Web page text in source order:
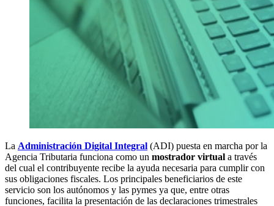
La Administración Digital Integral (ADI) puesta en marcha por la
Agencia Tributaria funciona como un mostrador virtual a través
del cual el contribuyente recibe la ayuda necesaria para cumplir con
sus obligaciones fiscales. Los principales beneficiarios de este
servicio son los autónomos y las pymes ya que, entre otras
funciones, facilita la presentación de las declaraciones trimestrales